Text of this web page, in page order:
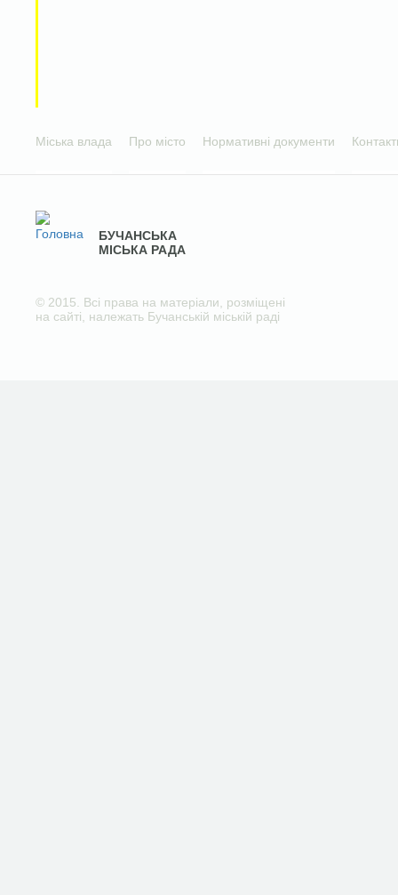
Міська влада Про місто Нормативні документи
БУЧАНСЬКА
МІСЬКА РАДА
© 2015. Всі права на матеріали, розміщені
на сайті, належать Бучанській міській раді